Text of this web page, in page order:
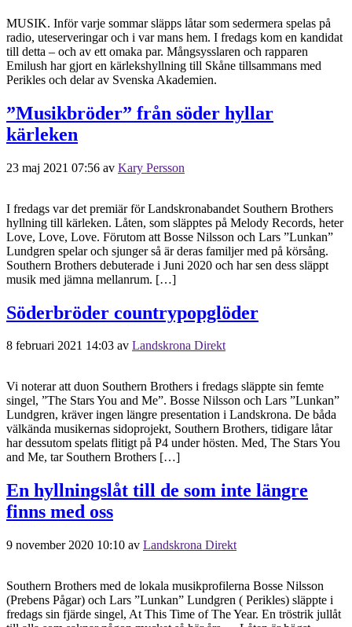
MUSIK. Inför varje sommar släpps låtar som sedermera spelas på
radio, uteserveringar och i var mans hem. I fredags kom en kandidat
till detta – och av ett omaka par. Mångsysslaren och rapparen
Emilush har gjort en kärlekshyllning till Skåne tillsammans med
Perikles och delar av Svenska Akademien.
”Musikbröder” från söder hyllar
kärleken
23 maj 2021 07:56 av Kary Persson
I fredags var det premiär för Landskronabandet Southern Brothers
hyllning till kärleken. Låten, som släpptes på Melody Records, heter
Love, Love, Love. Förutom att Bosse Nilsson och Lars ”Lunkan”
Lundgren spelar och sjunger så är deras familjer med på körsång.
Southern Brothers debuterade i Juni 2020 och har sen dess släppt
musik med jämna mellanrum. […]
Söderbröder countrypopglöder
8 februari 2021 14:03 av Landskrona Direkt
Vi noterar att duon Southern Brothers i fredags släppte sin femte
singel, ”The Stars You and Me”. Bosse Nilsson och Lars ”Lunkan”
Lundgren, kräver ingen längre presentation i Landskrona. De båda
välkända musikernas sidoprojekt, Southern Brothers, tidigare låtar
har dessutom spelats flitigt på P4 under hösten. Med, The Stars You
and Me, tar Southern Brothers […]
En hyllningslåt till de som inte längre
finns med oss
9 november 2020 10:10 av Landskrona Direkt
Southern Brothers med de lokala musikprofilerna Bosse Nilsson
(Prebens Pågar) och Lars ”Lunkan” Lundgren ( Perikles) släppte i
fredags sin fjärde singel, At This Time of The Year. En tröstrik jullåt